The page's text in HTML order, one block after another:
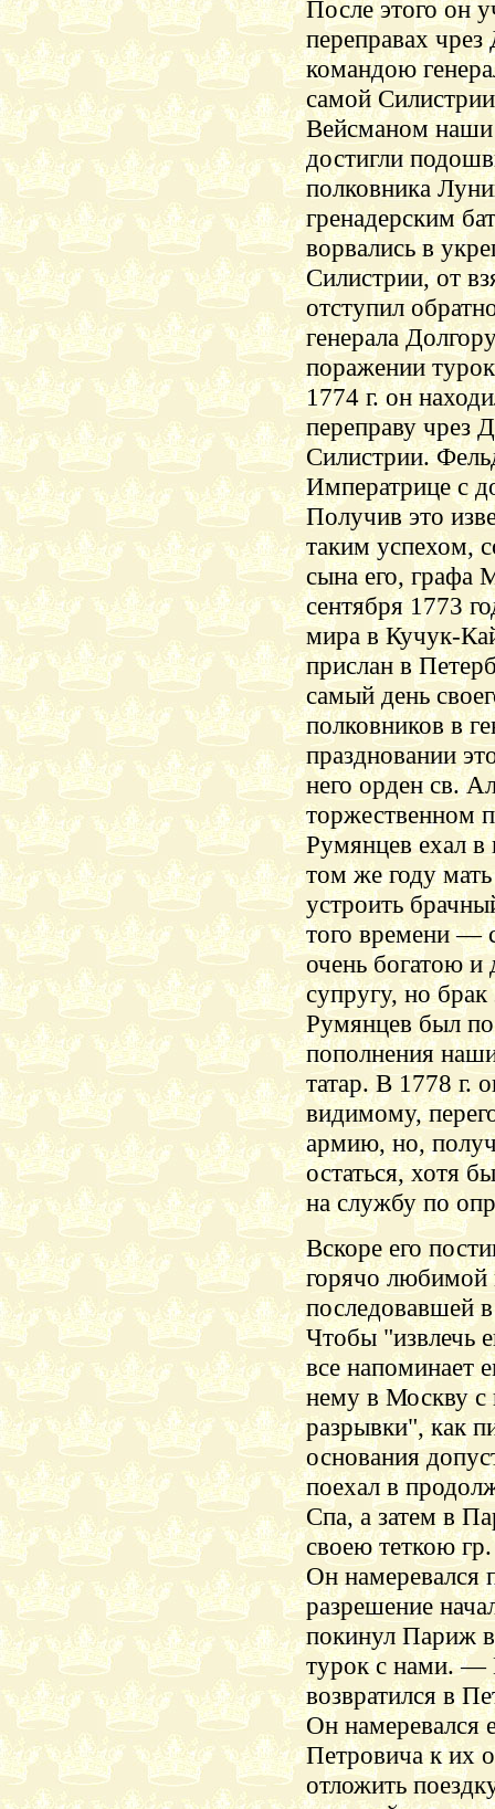
После этого он
переправах
командою
самойСилистрии
Вейсманом наши
достигли
полковника
гренадерским
ворвались в
Силистрии, от
отступил
генерала
поражении
1774 г. он
переправу чрез
Силистрии.
Императрице с
Получив это
таким успехом,
сына его, графа
сентября 1773
мира вКучук-
прислан в
самый день
полковников в
праздновании
него орден св.
торжественном
Румянцев ехал
том же году
устроить
того времени —
очень богатою
супругу, но
Румянцев был
пополнения
татар. В 1778 г.
видимому,
армию, но,
остаться, хотя
на службу по
Вскоре его
горячо
последовавшей
Чтобы "извлечь
все напоминает
нему в Москву с
разрывки", как
основания
поехал в
Спа, а затем в
своею теткою
Он намеревался
разрешение
покинул Париж
турок с нами. —
возвратился в
Он намеревался
Петровича к их
отложить